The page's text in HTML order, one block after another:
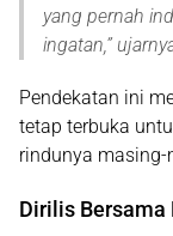
yang pernah
ingatan,”
Pendekatan ini
tetap terbuka
rindunya masing-
Dirilis Bersama